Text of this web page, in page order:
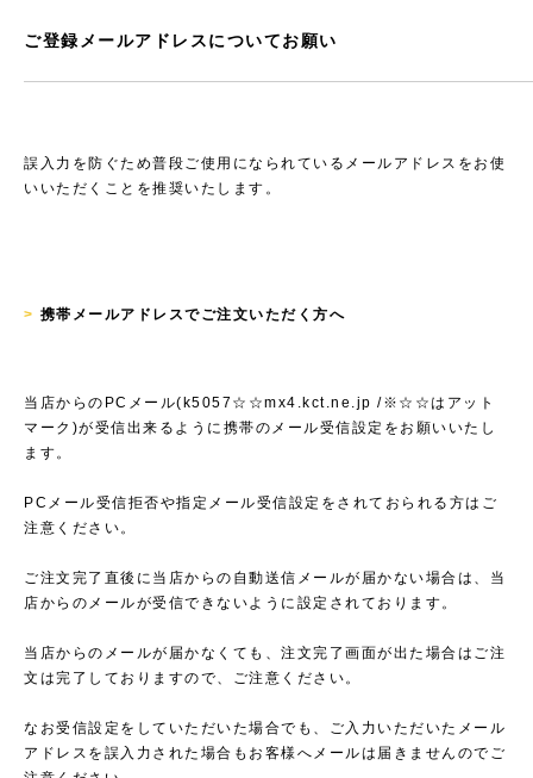
ご登録メールアドレスについてお願い
誤入力を防ぐため普段ご使用になられているメールアドレスをお使
いいただくことを推奨いたします。
> 携帯メールアドレスでご注文いただく方へ
当店からのPCメール(k5057☆☆mx4.kct.ne.jp /※☆☆はアット
マーク)が受信出来るように携帯のメール受信設定をお願いいたし
ます。
PCメール受信拒否や指定メール受信設定をされておられる方はご
注意ください。
ご注文完了直後に当店からの自動送信メールが届かない場合は、当
店からのメールが受信できないように設定されております。
当店からのメールが届かなくても、注文完了画面が出た場合はご注
文は完了しておりますので、ご注意ください。
なお受信設定をしていただいた場合でも、ご入力いただいたメール
アドレスを誤入力された場合もお客様へメールは届きませんのでご